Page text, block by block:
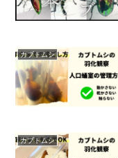
カブトムシ
カブトムシ